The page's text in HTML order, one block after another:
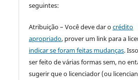
seguintes:
Atribuição – Você deve dar ocrédito
apropriado, prover um link para a
indicar se foram feitas mudanças.
ser feito de várias formas sem, no
sugerir que o licenciador (ou